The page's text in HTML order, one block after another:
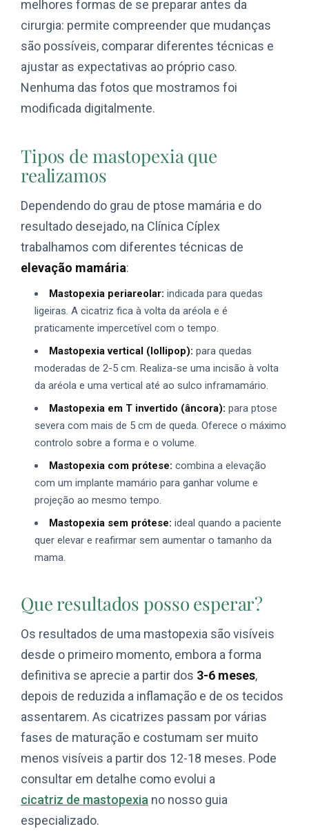
melhores formas de se preparar antes da
cirurgia: permite compreender que mudanças
são possíveis, comparar diferentes técnicas e
ajustar as expectativas ao próprio caso.
Nenhuma das fotos que mostramos foi
modificada digitalmente.
Tipos de mastopexia que
realizamos
Dependendo do grau de ptose mamária e do
resultado desejado, na Clínica Cíplex
trabalhamos com diferentes técnicas de
elevação mamária:
Mastopexia periareolar: indicada para quedas
ligeiras. A cicatriz fica à volta da aréola e é
praticamente impercetível com o tempo.
Mastopexia vertical (lollipop): para quedas
moderadas de 2-5 cm. Realiza-se uma incisão à volta
da aréola e uma vertical até ao sulco inframamário.
Mastopexia em T invertido (âncora): para ptose
severa com mais de 5 cm de queda. Oferece o máximo
controlo sobre a forma e o volume.
Mastopexia com prótese: combina a elevação
com um implante mamário para ganhar volume e
projeção ao mesmo tempo.
Mastopexia sem prótese: ideal quando a paciente
quer elevar e reafirmar sem aumentar o tamanho da
mama.
Que resultados posso esperar?
Os resultados de uma mastopexia são visíveis
desde o primeiro momento, embora a forma
definitiva se aprecie a partir dos 3-6 meses,
depois de reduzida a inflamação e de os tecidos
assentarem. As cicatrizes passam por várias
fases de maturação e costumam ser muito
menos visíveis a partir dos 12-18 meses. Pode
consultar em detalhe como evolui a
cicatriz de mastopexia no nosso guia
especializado.